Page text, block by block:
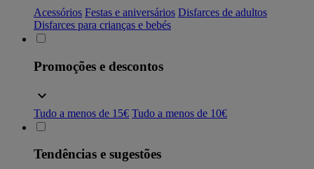
Acessórios Festas e aniversários Disfarces de adultos
Disfarces para crianças e bebés
Promoções e descontos
Tudo a menos de 15€ Tudo a menos de 10€
Tendências e sugestões